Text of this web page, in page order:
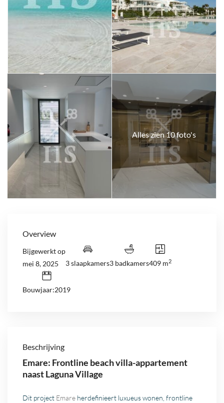
Alles zien 10 foto's
Overview
Bijgewerkt op
mei 8, 2025
3 slaapkamers3 badkamers409 m2
Bouwjaar:2019
Beschrijving
Emare: Frontline beach villa-appartement
naast Laguna Village
Dit project Emare herdefinieert luxueus wonen, frontline